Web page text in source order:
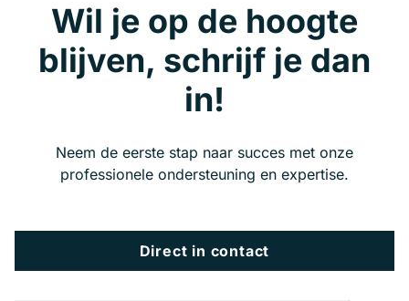
Wil je op de hoogte
blijven, schrijf je dan
in!
Neem de eerste stap naar succes met onze
professionele ondersteuning en expertise.
Direct in contact